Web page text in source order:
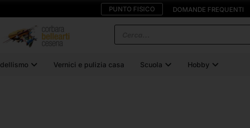
PUNTO FISICO DOMANDE FREQUENTI
Vernici e pulizia casa Scuola Hobby